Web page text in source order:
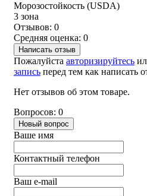
Морозостойкость (USDA)
3 зона
Отзывов: 0
Средняя оценка: 0
Написать отзыв
Пожалуйста авторизируйтесь
запись перед тем как написать
Нет отзывов об этом товаре.
Вопросов: 0
Новый вопрос
Ваше имя
Контактный телефон
Ваш e-mail